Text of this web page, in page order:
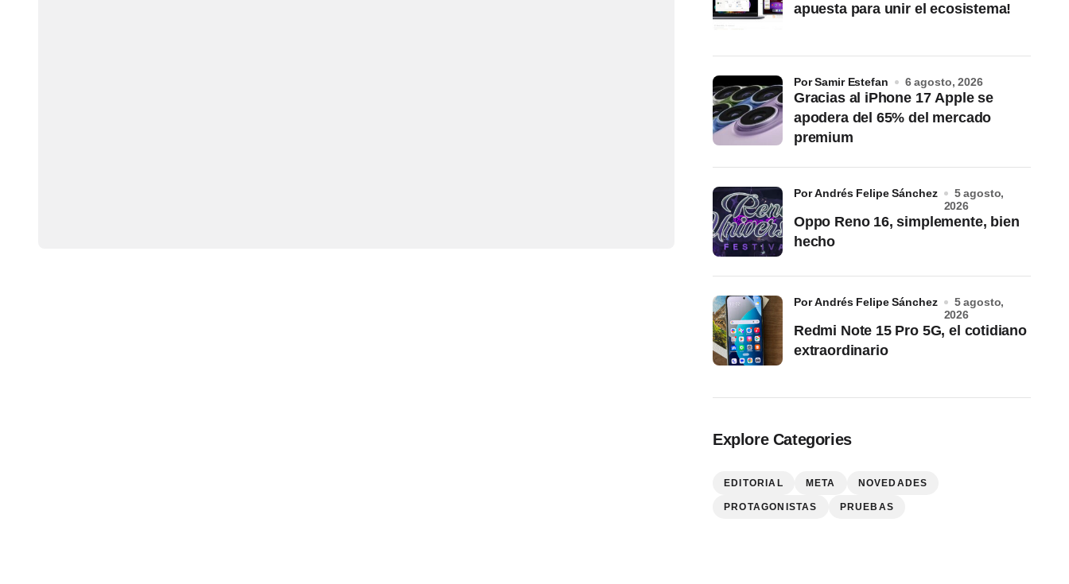
apuesta para unir el ecosistema!
Gracias al iPhone 17 Apple se
apodera del 65% del mercado
premium
por Samir Estefan 6 agosto, 2026
Oppo Reno 16, simplemente, bien
hecho
por Andrés Felipe Sánchez
5 agosto,
2026
Redmi Note 15 Pro 5G, el cotidiano
extraordinario
por Andrés Felipe Sánchez
5 agosto,
2026
Explore Categories
EDITORIAL META NOVEDADES
PROTAGONISTAS PRUEBAS